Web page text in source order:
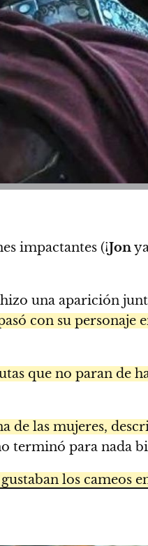
impactantes (¡Jon
una aparición
con su
que no paran de
de las mujeres,
terminó para nada
los cameos